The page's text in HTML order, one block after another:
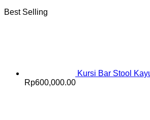
Best Selling
Kursi Bar Stool
Rp600,000.00